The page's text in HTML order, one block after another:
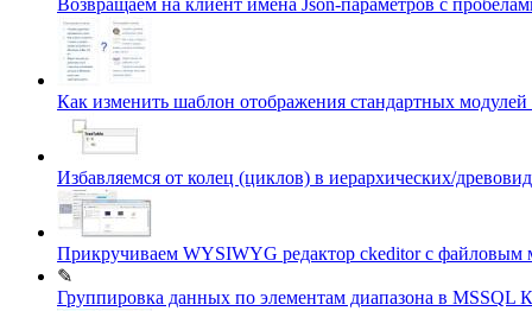
Как изменить шаблон отображения стандартных
Избавляемся от колец (циклов) в иерархических/
Прикручиваем WYSIWYG редактор ckeditor c
✎
Группировка данных по элементам диапазона в MSSQL